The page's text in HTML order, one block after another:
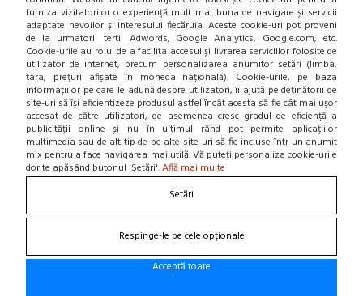
furniza vizitatorilor o experiență mult mai buna de navigare și servicii
adaptate nevoilor și interesului fiecăruia. Aceste cookie-uri pot proveni
de la urmatorii terti: Adwords, Google Analytics, Google.com, etc.
Cookie-urile au rolul de a facilita accesul și livrarea serviciilor folosite de
utilizator de internet, precum personalizarea anumitor setări (limba,
țara, prețuri afișate în moneda națională). Cookie-urile, pe baza
informațiilor pe care le adună despre utilizatori, îi ajută pe deținătorii de
site-uri să își eficientizeze produsul astfel încât acesta să fie cât mai ușor
accesat de către utilizatori, de asemenea cresc gradul de eficiență a
publicității online și nu în ultimul rând pot permite aplicațiilor
multimedia sau de alt tip de pe alte site-uri să fie incluse într-un anumit
mix pentru a face navigarea mai utilă. Vă puteți personaliza cookie-urile
dorite apăsând butonul 'Setări'.Află mai multe
Setări
Respinge-le pe cele opționale
Acceptă toate
Suna la 0766 182 324, 0766 182 326
Craiova, Str. Calea Bucuresti, Bl A4, parter
(zona semafoare Institut)
office@cauciucurijante.ro
Fii la curent cu noutatile!